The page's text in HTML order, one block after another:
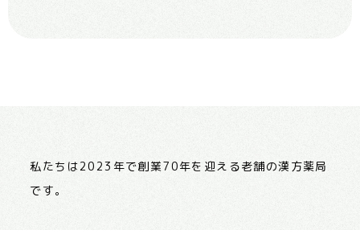
私たちは2023年で創業70年を迎える老舗の漢方薬局
です。